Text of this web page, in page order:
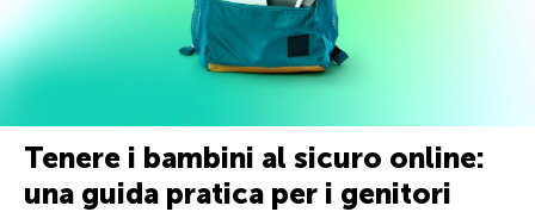
Tenere i bambini al sicuro online:
una guida pratica per i genitori